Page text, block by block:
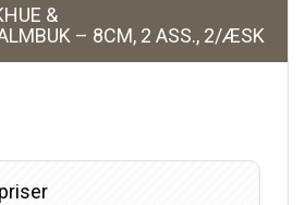
&
– 8CM, 2 ASS., 2/ÆSK